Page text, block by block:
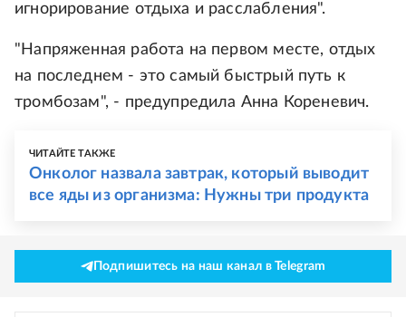
игнорирование отдыха и расслабления".
"Напряженная работа на первом месте, отдых
на последнем - это самый быстрый путь к
тромбозам", - предупредила Анна Кореневич.
ЧИТАЙТЕ ТАКЖЕ
Онколог назвала завтрак, который выводит
все яды из организма: Нужны три продукта
Подпишитесь на наш канал в Telegram